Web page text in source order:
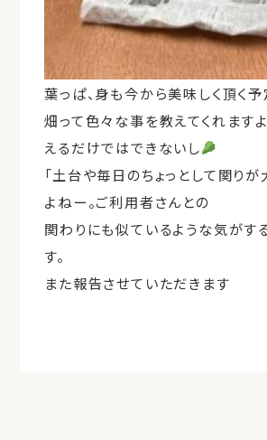
葉っぱ、身も今から美味しく頂く予
畑って色々な事を教えてくれます
えるだけではできないし
「土台や毎日のちょっとして関りが
よねー。ご利用者さんとの
関わりにも似ているような気がす
す。
また報告させていただきます